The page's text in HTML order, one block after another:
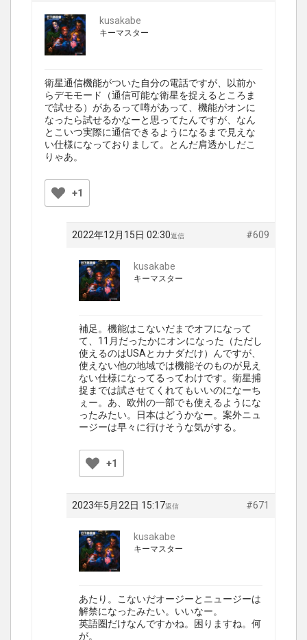
kusakabe
キーマスター
衛星通信機能がついた自分の電話ですが、以前か
らデモモード（通信可能な衛星を捉えるところま
で試せる）があるって噂があって、機能がオンに
なったら試せるかなーと思ってたんですが、なん
とこいつ実際に通信できるようになるまで見えな
い仕様になっておりまして。とんだ肩透かしだこ
りゃあ。
+1
2022年12月15日 02:30 #609
返信
kusakabe
キーマスター
補足。機能はこないだまでオフになって
て、11月だったかにオンになった（ただし
使えるのはUSAとカナダだけ）んですが、
使えない他の地域では機能そのものが見え
ない仕様になってるってわけです。衛星捕
捉までは試させてくれてもいいのになーち
ぇー。あ、欧州の一部でも使えるようにな
ったみたい。日本はどうかなー。案外ニュ
ージーは早々に行けそうな気がする。
+1
2023年5月22日 15:17 #671
返信
kusakabe
キーマスター
あたり。こないだオージーとニュージーは
解禁になったみたい。いいなー。
英語圏だけなんですかね。困りますね。何
が。